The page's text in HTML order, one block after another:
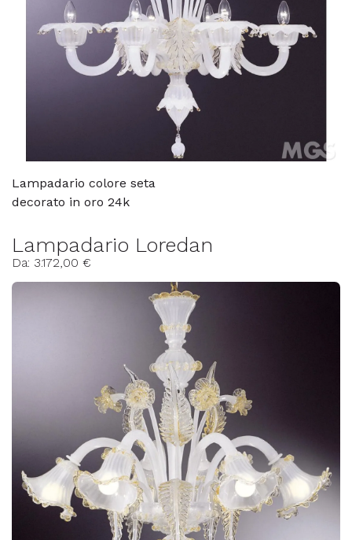
Lampadario colore seta
decorato in oro 24k
Lampadario Loredan
Da: 3.172,00 €